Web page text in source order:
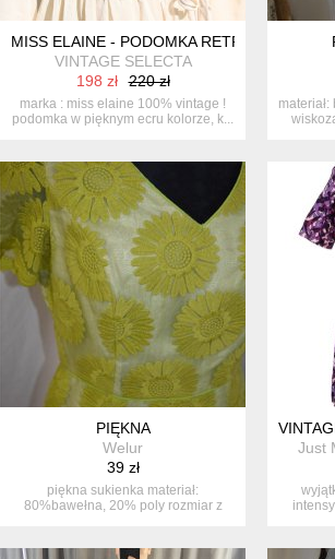
MISS ELAINE - PODOMKA RETRO VINTAGE
VINTAGE SELECTA
198 zł
220 zł
marka : miss elaine 100% vintage !
podomka w pięknym ecru kolorze, k...
PIĘKNA
Welur
39 zł
piękna sukienka materiał:
80%bawełna, 20% poly rozmiar z
Just